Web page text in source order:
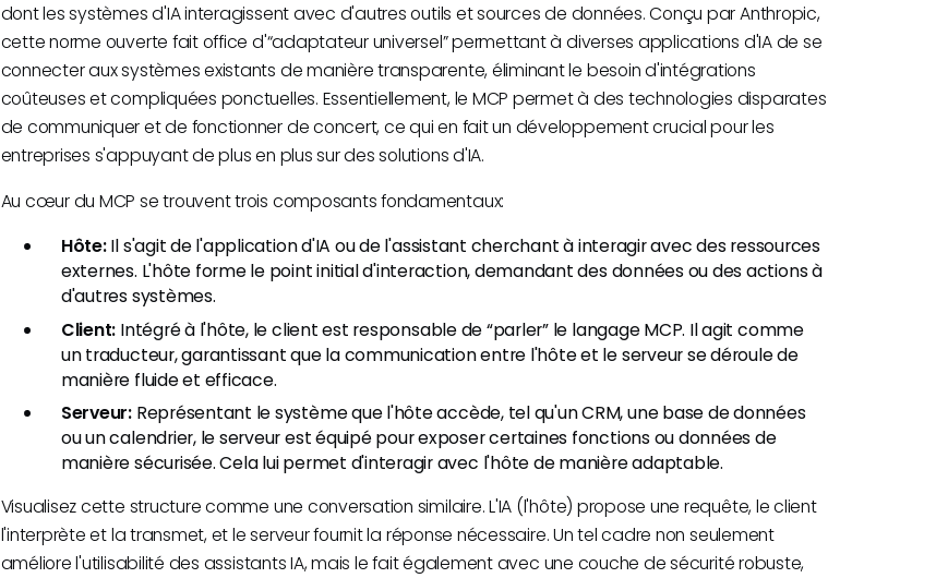
dont les systèmes d'IA interagissent avec d'autres outils et sources de données. Conçu par Anthropic,
cette norme ouverte fait office d'“adaptateur universel” permettant à diverses applications d'IA de se
connecter aux systèmes existants de manière transparente, éliminant le besoin d'intégrations
coûteuses et compliquées ponctuelles. Essentiellement, le MCP permet à des technologies disparates
de communiquer et de fonctionner de concert, ce qui en fait un développement crucial pour les
entreprises s'appuyant de plus en plus sur des solutions d'IA.
Au cœur du MCP se trouvent trois composants fondamentaux:
Hôte:Il s'agit de l'application d'IA ou de l'assistant cherchant à interagir avec des ressources
externes. L'hôte forme le point initial d'interaction, demandant des données ou des actions à
d'autres systèmes.
Client: Intégré à l'hôte, le client est responsable de “parler” le langage MCP. Il agit comme
un traducteur, garantissant que la communication entre l'hôte et le serveur se déroule de
manière fluide et efficace.
Serveur:Représentant le système que l'hôte accède, tel qu'un CRM, une base de données
ou un calendrier, le serveur est équipé pour exposer certaines fonctions ou données de
manière sécurisée. Cela lui permet d'interagir avec l'hôte de manière adaptable.
Visualisez cette structure comme une conversation similaire. L'IA (l'hôte) propose une requête, le client
l'interprète et la transmet, et le serveur fournit la réponse nécessaire. Un tel cadre non seulement
améliore l'utilisabilité des assistants IA, mais le fait également avec une couche de sécurité robuste,